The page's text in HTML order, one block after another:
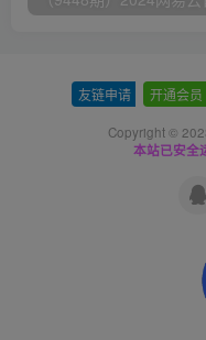
友链申请 开通会员
Copyright ©
本站已安全